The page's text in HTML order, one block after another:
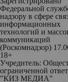
Федеральной
надзору в сфере
информационных
технологий и
коммуникаций
(Роскомнадзор)
18+
Учредитель:
ограниченной
"КИЗ МЕДИА"